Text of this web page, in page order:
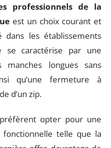
professionnels de la
est un choix courant et
dans les établissements
se caractérise par une
longues sans
qu’une fermeture à
d’un zip.
opter pour une
telle que la